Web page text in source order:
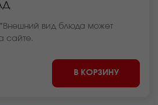
вид блюда может
сайте.
В КОРЗИНУ